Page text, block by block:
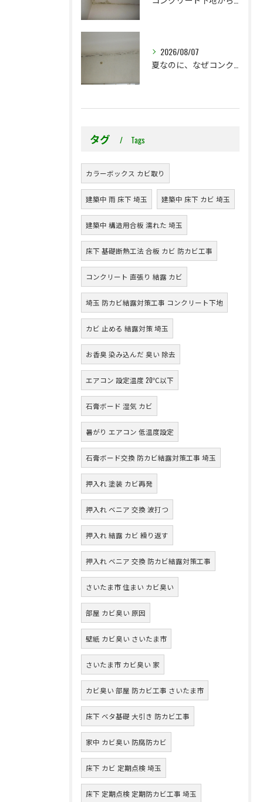
2026/08/07
夏なのに、なぜコンクリート直張り壁紙のカビ相談が増えるのでしょうか？
タグ Tags
カラーボックス カビ取り
建築中 雨 床下 埼玉 建築中 床下 カビ 埼玉
建築中 構造用合板 濡れた 埼玉
床下 基礎断熱工法 合板 カビ 防カビ工事
コンクリート 直張り 結露 カビ
埼玉 防カビ結露対策工事 コンクリート下地
カビ 止める 結露対策 埼玉
お香臭 染み込んだ 臭い 除去
エアコン 設定温度 20℃以下
石膏ボード 湿気 カビ
暑がり エアコン 低温度設定
石膏ボード交換 防カビ結露対策工事 埼玉
押入れ 塗装 カビ再発
押入れ ベニア 交換 波打つ
押入れ 結露 カビ 繰り返す
押入れ ベニア 交換 防カビ結露対策工事
さいたま市 住まい カビ臭い
部屋 カビ臭い 原因
壁紙 カビ臭い さいたま市
さいたま市 カビ臭い 家
カビ臭い 部屋 防カビ工事 さいたま市
床下 ベタ基礎 大引き 防カビ工事
家中 カビ臭い 防腐防カビ
床下 カビ 定期点検 埼玉
床下 定期点検 定期防カビ工事 埼玉